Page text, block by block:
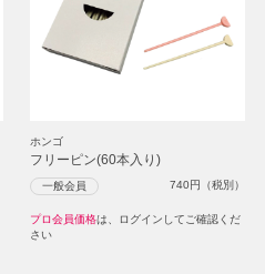
ホンゴ
フリーピン(60本入り)
一般会員 740円（税別）
プロ会員価格は、ログインしてご確認くだ
さい